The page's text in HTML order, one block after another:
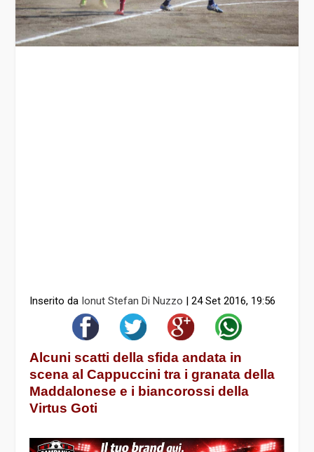
Inserito da Ionut Stefan Di Nuzzo |24 Set 2016, 19:56
Alcuni scatti della sfida andata in
scena al Cappuccini tra i granata della
Maddalonese e i biancorossi della
Virtus Goti